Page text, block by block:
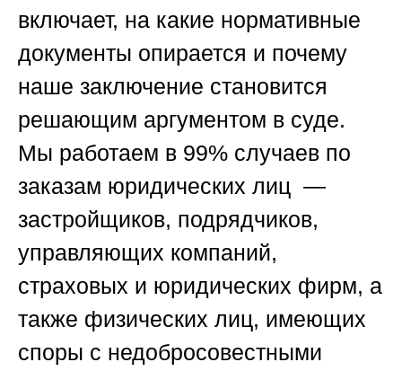
включает, на какие нормативные
документы опирается и почему
наше заключение становится
решающим аргументом в суде.
Мы работаем в 99% случаев по
заказам юридических лиц —
застройщиков, подрядчиков,
управляющих компаний,
страховых и юридических фирм, а
также физических лиц, имеющих
споры с недобросовестными